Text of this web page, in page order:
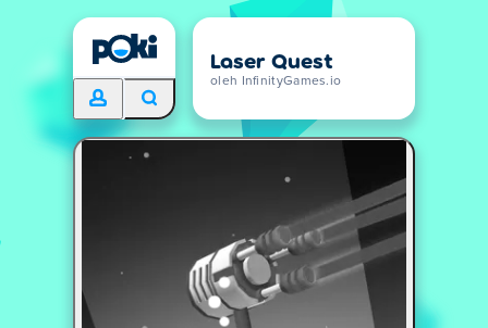
Laser Quest
oleh InfinityGames.io